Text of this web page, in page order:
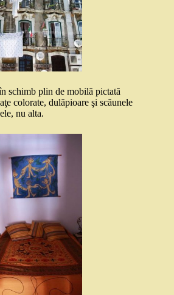
schimb plin de mobilă pictată
colorate, dulăpioare şi scăunele
nu alta.